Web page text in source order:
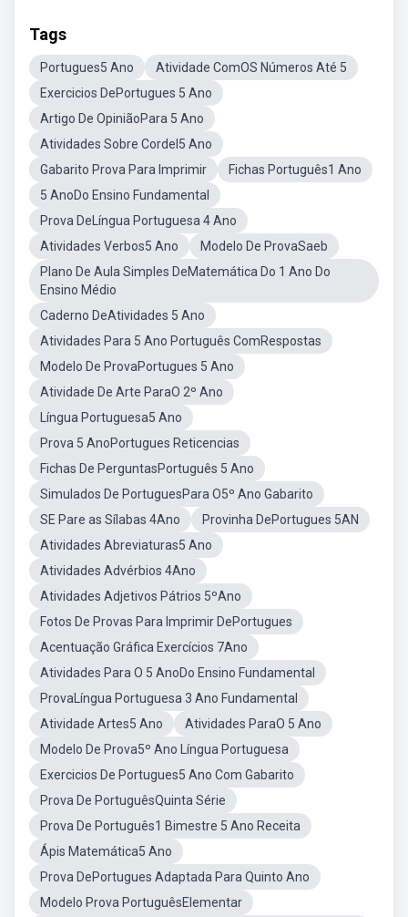
Tags
Portugues5 Ano
Atividade ComOS Números Até 5
Exercicios DePortugues 5 Ano
Artigo De OpiniãoPara 5 Ano
Atividades Sobre Cordel5 Ano
Gabarito Prova Para Imprimir
Fichas Português1 Ano
5 AnoDo Ensino Fundamental
Prova DeLíngua Portuguesa 4 Ano
Atividades Verbos5 Ano
Modelo De ProvaSaeb
Plano De Aula Simples DeMatemática Do 1 Ano Do
Ensino Médio
Caderno DeAtividades 5 Ano
Atividades Para 5 Ano Português ComRespostas
Modelo De ProvaPortugues 5 Ano
Atividade De Arte ParaO 2º Ano
Língua Portuguesa5 Ano
Prova 5 AnoPortugues Reticencias
Fichas De PerguntasPortuguês 5 Ano
Simulados De PortuguesPara O5º Ano Gabarito
SE Pare as Sílabas 4Ano
Provinha DePortugues 5AN
Atividades Abreviaturas5 Ano
Atividades Advérbios 4Ano
Atividades Adjetivos Pátrios 5ºAno
Fotos De Provas Para Imprimir DePortugues
Acentuação Gráfica Exercícios 7Ano
Atividades Para O 5 AnoDo Ensino Fundamental
ProvaLíngua Portuguesa 3 Ano Fundamental
Atividade Artes5 Ano
Atividades ParaO 5 Ano
Modelo De Prova5º Ano Língua Portuguesa
Exercicios De Portugues5 Ano Com Gabarito
Prova De PortuguêsQuinta Série
Prova De Português1 Bimestre 5 Ano Receita
Ápis Matemática5 Ano
Prova DePortugues Adaptada Para Quinto Ano
Modelo Prova PortuguêsElementar